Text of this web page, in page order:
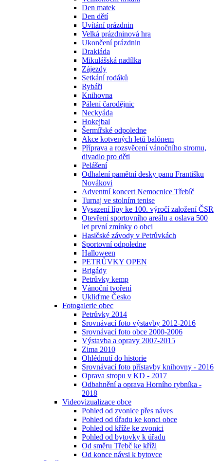
Den matek
Den dětí
Uvítání prázdnin
Velká prázdninová hra
Ukončení prázdnin
Drakiáda
Mikulášská nadílka
Zájezdy
Setkání rodáků
Rybáři
Knihovna
Pálení čarodějnic
Neckyáda
Hokejbal
Šermířské odpoledne
Akce kotvených letů balónem
Příprava a rozsvěcení vánočního stromu,
divadlo pro děti
Pelášení
Odhalení pamětní desky panu Františku
Novákovi
Adventní koncert Nemocnice Třebíč
Turnaj ve stolním tenise
Vysazení lípy ke 100. výročí založení ČSR
Otevření sportovního areálu a oslava 500
let první zmínky o obci
Hasičské závody v Petrůvkách
Sportovní odpoledne
Halloween
PETRŮVKY OPEN
Brigády
Petrůvky kemp
Vánoční tvoření
Ukliďme Česko
Fotogalerie obec
Petrůvky 2014
Srovnávací foto výstavby 2012-2016
Srovnávací foto obce 2000-2006
Výstavba a opravy 2007-2015
Zima 2010
Ohlédnutí do historie
Srovnávací foto přístavby knihovny - 2016
Oprava stropu v KD - 2017
Odbahnění a oprava Horního rybníka -
2018
Videovizualizace obce
Pohled od zvonice přes náves
Pohled od úřadu ke konci obce
Pohled od kříže ke zvonici
Pohled od bytovky k úřadu
Od směru Třebč ke kříži
Od konce návsi k bytovce